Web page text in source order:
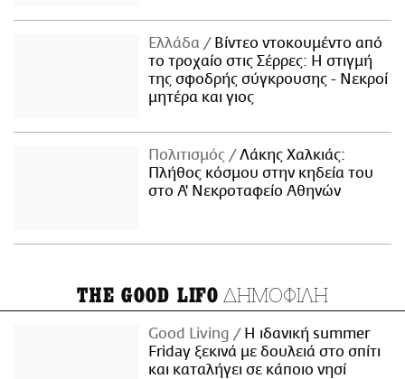
Ελλάδα
Βίντεο ντοκουμέντο από
το τροχαίο στις Σέρρες: Η στιγμή
της σφοδρής σύγκρουσης - Νεκροί
μητέρα και γιος
Πολιτισμός
Λάκης Χαλκιάς:
Πλήθος κόσμου στην κηδεία του
στο Α' Νεκροταφείο Αθηνών
THE GOOD LIFO ΔΗΜΟΦΙΛΗ
Good Living
Η ιδανική summer
Friday ξεκινά με δουλειά στο σπίτι
και καταλήγει σε κάποιο νησί